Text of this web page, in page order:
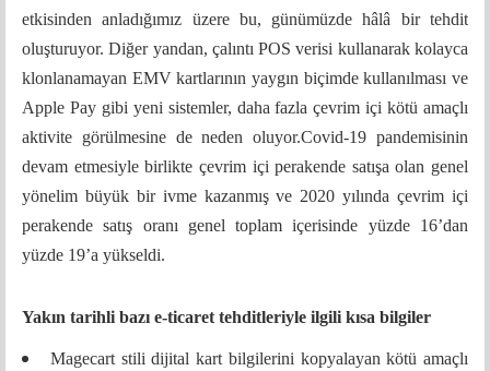
etkisinden anladığımız üzere bu, günümüzde hâlâ bir tehdit
oluşturuyor. Diğer yandan, çalıntı POS verisi kullanarak kolayca
klonlanamayan EMV kartlarının yaygın biçimde kullanılması ve
Apple Pay gibi yeni sistemler, daha fazla çevrim içi kötü amaçlı
aktivite görülmesine de neden oluyor.Covid-19 pandemisinin
devam etmesiyle birlikte çevrim içi perakende satışa olan genel
yönelim büyük bir ivme kazanmış ve 2020 yılında çevrim içi
perakende satış oranı genel toplam içerisinde yüzde 16’dan
yüzde 19’a yükseldi.
Yakın tarihli bazı e-ticaret tehditleriyle ilgili kısa bilgiler
Magecart stili dijital kart bilgilerini kopyalayan kötü amaçlı